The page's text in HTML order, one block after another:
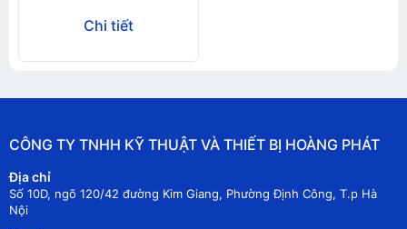
Chi tiết
CÔNG TY TNHH KỸ THUẬT VÀ THIẾT BỊ HOÀNG PHÁT
Địa chỉ
Số 10D, ngõ 120/42 đường Kim Giang, Phường Định Công, T.p Hà
Nội